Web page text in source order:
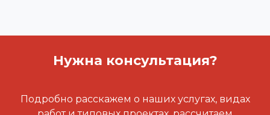
Нужна консультация?
Подробно расскажем о наших услугах, видах